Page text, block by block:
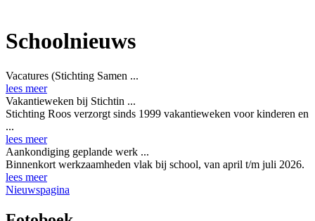
Schoolnieuws
Vacatures (Stichting Samen ...
lees meer
Vakantieweken bij Stichtin ...
Stichting Roos verzorgt sinds 1999 vakantieweken voor kinderen en
...
lees meer
Aankondiging geplande werk ...
Binnenkort werkzaamheden vlak bij school, van april t/m juli 2026.
lees meer
Nieuwspagina